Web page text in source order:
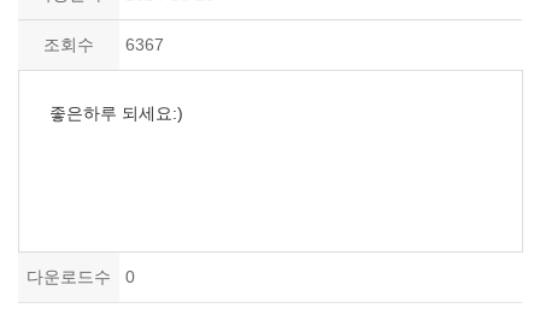
조회수 6367
좋은하루 되세요:)
다운로드수 0